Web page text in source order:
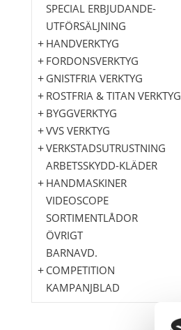
SPECIAL ERBJUDANDE-
UTFÖRSÄLJNING
HANDVERKTYG
FORDONSVERKTYG
GNISTFRIA VERKTYG
ROSTFRIA & TITAN VERKTYG
BYGGVERKTYG
VVS VERKTYG
VERKSTADSUTRUSTNING
ARBETSSKYDD-KLÄDER
HANDMASKINER
VIDEOSCOPE
SORTIMENTLÅDOR
ÖVRIGT
BARNAVD.
COMPETITION
KAMPANJBLAD